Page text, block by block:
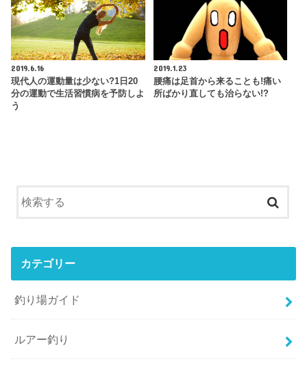
2019.6.16
現代人の運動量は少ない?1日20
分の運動で生活習慣病を予防しよ
う
2019.1.23
腰痛は足首から来ることも!痛い
所ばかり直しても治らない!?
カテゴリー
釣り場ガイド
ルアー釣り